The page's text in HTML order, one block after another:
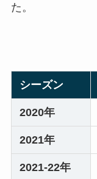
た。
シーズン
2020年
2021年
2021-22年